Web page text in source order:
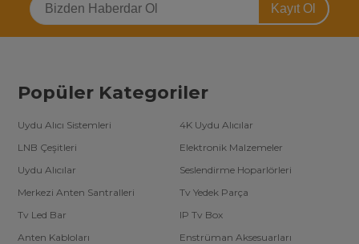
Kayıt Ol
Popüler Kategoriler
Uydu Alıcı Sistemleri
4K Uydu Alıcılar
LNB Çeşitleri
Elektronik Malzemeler
Uydu Alıcılar
Seslendirme Hoparlörleri
Merkezi Anten Santralleri
Tv Yedek Parça
Tv Led Bar
IP Tv Box
Anten Kabloları
Enstrüman Aksesuarları